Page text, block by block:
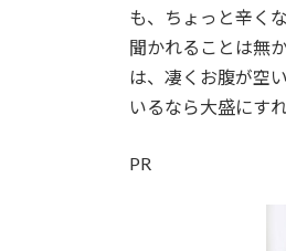
も、ちょっと辛く
聞かれることは無
は、凄くお腹が空
いるなら大盛にす
PR